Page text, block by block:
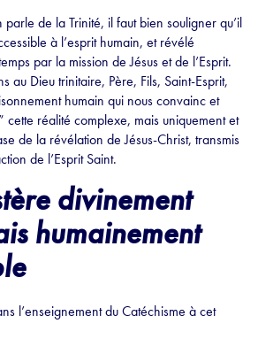
parle de la Trinité, il faut bien souligner qu’il
à l’esprit humain, et révélé
par la mission de Jésus et de l’Esprit.
au Dieu trinitaire, Père, Fils, Saint-Esprit,
humain qui nous convainc et
cette réalité complexe, mais uniquement et
de la révélation de Jésus-Christ, transmis
de l’Esprit Saint.
divinement
humainement
l’enseignement du Catéchisme à cet